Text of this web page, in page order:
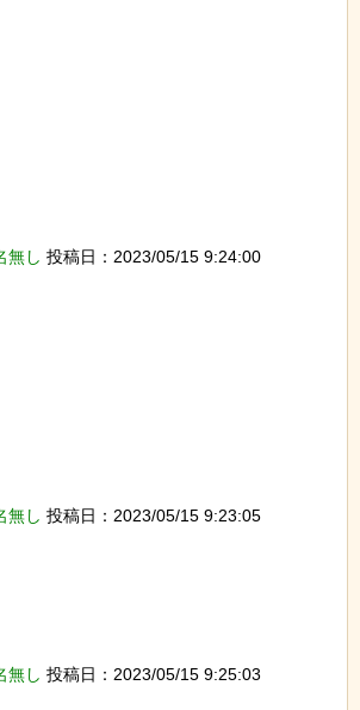
無し 投稿日：2023/05/15 9:24:00
無し 投稿日：2023/05/15 9:23:05
無し 投稿日：2023/05/15 9:25:03